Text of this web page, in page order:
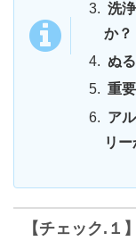
洗
か？
ぬ
重
ア
リー
【チェック.１